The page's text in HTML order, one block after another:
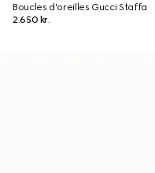
Boucles d'oreilles Gucci Staffa
2.650 kr.